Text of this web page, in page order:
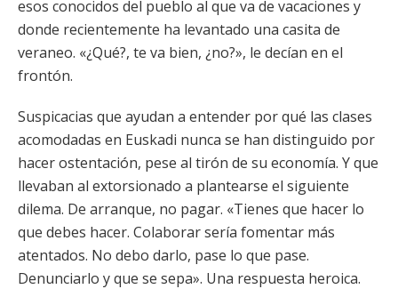
esos conocidos del pueblo al que va de vacaciones y
donde recientemente ha levantado una casita de
veraneo. «¿Qué?, te va bien, ¿no?», le decían en el
frontón.
Suspicacias que ayudan a entender por qué las clases
acomodadas en Euskadi nunca se han distinguido por
hacer ostentación, pese al tirón de su economía. Y que
llevaban al extorsionado a plantearse el siguiente
dilema. De arranque, no pagar. «Tienes que hacer lo
que debes hacer. Colaborar sería fomentar más
atentados. No debo darlo, pase lo que pase.
Denunciarlo y que se sepa». Una respuesta heroica.